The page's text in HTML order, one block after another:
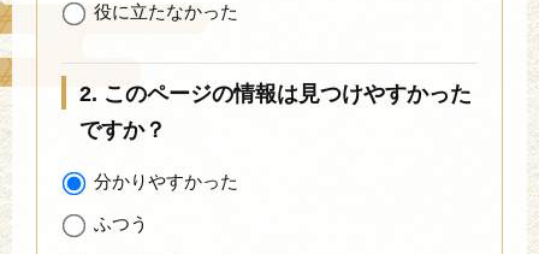
役に立たなかった
2. このページの情報は見つけやすかった
ですか？
分かりやすかった
ふつう